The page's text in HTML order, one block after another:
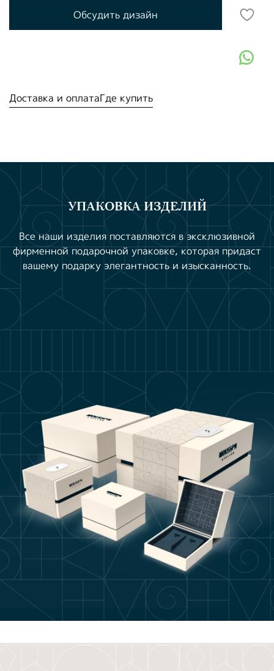
Обсудить дизайн
Доставка и оплатаГде купить
УПАКОВКА ИЗДЕЛИЙ
Все наши изделия поставляются в эксклюзивной
фирменной подарочной упаковке, которая придаст
вашему подарку элегантность и изысканность.